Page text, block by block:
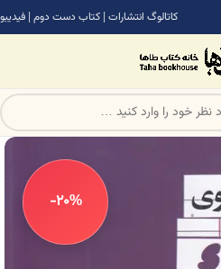
کاتالوگ انتشارات | کتاب دست دوم | فیدیبو
-20%